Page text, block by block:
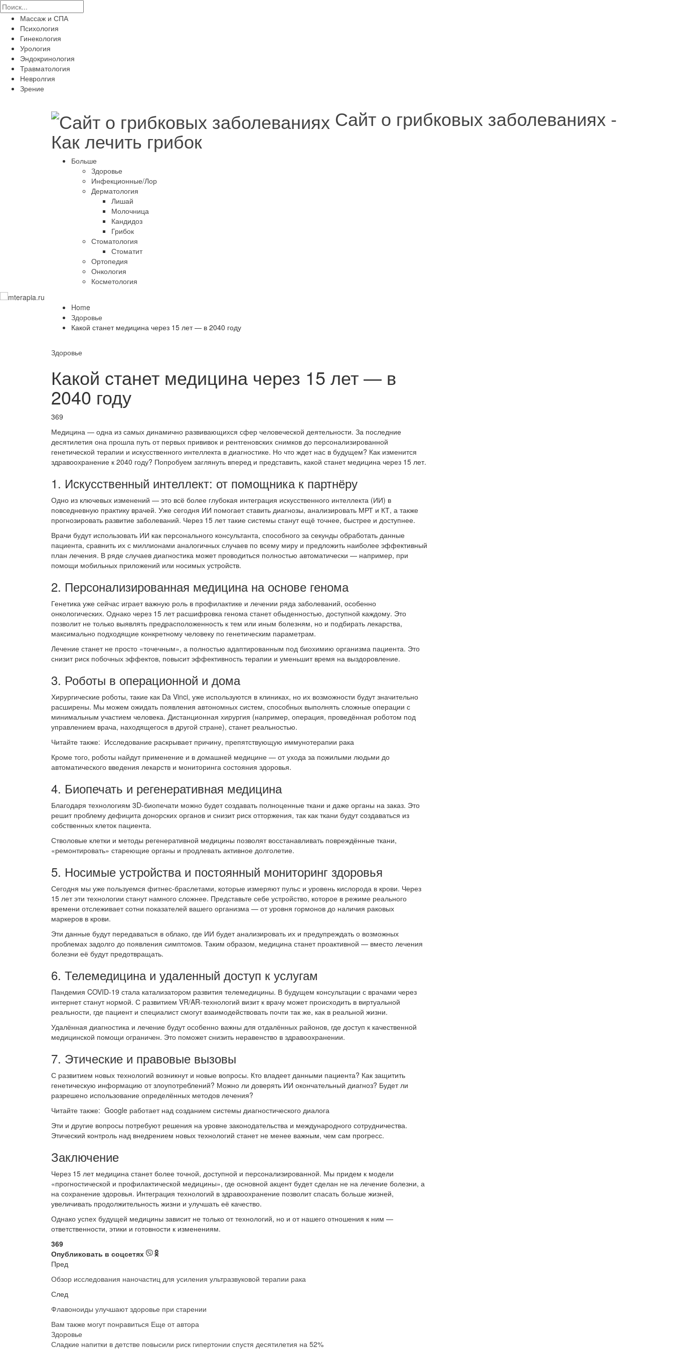
Массаж и СПА
Психология
Гинекология
Урология
Эндокринология
Травматология
Невролгия
Зрение
Сайт о грибковых заболеваниях -
Как лечить грибок
Больше
Здоровье
Инфекционные/Лор
Дерматология
Лишай
Молочница
Кандидоз
Грибок
Стоматология
Стоматит
Ортопедия
Онкология
Косметология
Home
Здоровье
Какой станет медицина через 15 лет — в 2040 году
Здоровье
Какой станет медицина через 15 лет — в
2040 году
369
Медицина — одна из самых динамично развивающихся сфер человеческой деятельности. За последние
десятилетия она прошла путь от первых прививок и рентгеновских снимков до персонализированной
генетической терапии и искусственного интеллекта в диагностике. Но что ждет нас в будущем? Как изменится
здравоохранение к 2040 году? Попробуем заглянуть вперед и представить, какой станет медицина через 15 лет.
1. Искусственный интеллект: от помощника к партнёру
Одно из ключевых изменений — это всё более глубокая интеграция искусственного интеллекта (ИИ) в
повседневную практику врачей. Уже сегодня ИИ помогает ставить диагнозы, анализировать МРТ и КТ, а также
прогнозировать развитие заболеваний. Через 15 лет такие системы станут ещё точнее, быстрее и доступнее.
Врачи будут использовать ИИ как персонального консультанта, способного за секунды обработать данные
пациента, сравнить их с миллионами аналогичных случаев по всему миру и предложить наиболее эффективный
план лечения. В ряде случаев диагностика может проводиться полностью автоматически — например, при
помощи мобильных приложений или носимых устройств.
2. Персонализированная медицина на основе генома
Генетика уже сейчас играет важную роль в профилактике и лечении ряда заболеваний, особенно
онкологических. Однако через 15 лет расшифровка генома станет обыденностью, доступной каждому. Это
позволит не только выявлять предрасположенность к тем или иным болезням, но и подбирать лекарства,
максимально подходящие конкретному человеку по генетическим параметрам.
Лечение станет не просто «точечным», а полностью адаптированным под биохимию организма пациента. Это
снизит риск побочных эффектов, повысит эффективность терапии и уменьшит время на выздоровление.
3. Роботы в операционной и дома
Хирургические роботы, такие как Da Vinci, уже используются в клиниках, но их возможности будут значительно
расширены. Мы можем ожидать появления автономных систем, способных выполнять сложные операции с
минимальным участием человека. Дистанционная хирургия (например, операция, проведённая роботом под
управлением врача, находящегося в другой стране), станет реальностью.
Читайте также: Исследование раскрывает причину, препятствующую иммунотерапии рака
Кроме того, роботы найдут применение и в домашней медицине — от ухода за пожилыми людьми до
автоматического введения лекарств и мониторинга состояния здоровья.
4. Биопечать и регенеративная медицина
Благодаря технологиям 3D-биопечати можно будет создавать полноценные ткани и даже органы на заказ. Это
решит проблему дефицита донорских органов и снизит риск отторжения, так как ткани будут создаваться из
собственных клеток пациента.
Стволовые клетки и методы регенеративной медицины позволят восстанавливать повреждённые ткани,
«ремонтировать» стареющие органы и продлевать активное долголетие.
5. Носимые устройства и постоянный мониторинг здоровья
Сегодня мы уже пользуемся фитнес-браслетами, которые измеряют пульс и уровень кислорода в крови. Через
15 лет эти технологии станут намного сложнее. Представьте себе устройство, которое в режиме реального
времени отслеживает сотни показателей вашего организма — от уровня гормонов до наличия раковых
маркеров в крови.
Эти данные будут передаваться в облако, где ИИ будет анализировать их и предупреждать о возможных
проблемах задолго до появления симптомов. Таким образом, медицина станет проактивной — вместо лечения
болезни её будут предотвращать.
6. Телемедицина и удаленный доступ к услугам
Пандемия COVID-19 стала катализатором развития телемедицины. В будущем консультации с врачами через
интернет станут нормой. С развитием VR/AR-технологий визит к врачу может происходить в виртуальной
реальности, где пациент и специалист смогут взаимодействовать почти так же, как в реальной жизни.
Удалённая диагностика и лечение будут особенно важны для отдалённых районов, где доступ к качественной
медицинской помощи ограничен. Это поможет снизить неравенство в здравоохранении.
7. Этические и правовые вызовы
С развитием новых технологий возникнут и новые вопросы. Кто владеет данными пациента? Как защитить
генетическую информацию от злоупотреблений? Можно ли доверять ИИ окончательный диагноз? Будет ли
разрешено использование определённых методов лечения?
Читайте также: Google работает над созданием системы диагностического диалога
Эти и другие вопросы потребуют решения на уровне законодательства и международного сотрудничества.
Этический контроль над внедрением новых технологий станет не менее важным, чем сам прогресс.
Заключение
Через 15 лет медицина станет более точной, доступной и персонализированной. Мы придем к модели
«прогностической и профилактической медицины», где основной акцент будет сделан не на лечение болезни, а
на сохранение здоровья. Интеграция технологий в здравоохранение позволит спасать больше жизней,
увеличивать продолжительность жизни и улучшать её качество.
Однако успех будущей медицины зависит не только от технологий, но и от нашего отношения к ним —
ответственности, этики и готовности к изменениям.
369
Опубликовать в соцсетях
Пред
Обзор исследования наночастиц для усиления ультразвуковой терапии рака
След
Флавоноиды улучшают здоровье при старении
Вам также могут понравиться Еще от автора
Здоровье
Сладкие напитки в детстве повысили риск гипертонии спустя десятилетия на 52%